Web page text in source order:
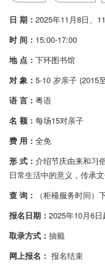
日 期： 2025年11月8日、
时 间： 15:00-17:00
地 点： 下环图书馆
对 象： 5-10 岁亲子 (2015
语 言： 粤语
名 额： 每场15对亲子
费 用： 全免
形 式： 介绍节庆由来和习
日常生活中的意义，传承文
查 询：
（柜檯服务时间）
报名日期： 2025年10月6
取录方式： 抽籤
网上报名： 报名结束